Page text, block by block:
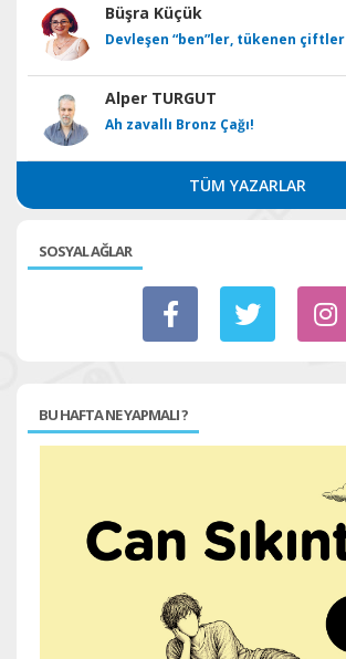
Büşra Küçük
Devleşen “ben”ler, tükenen çiftler
Alper TURGUT
Ah zavallı Bronz Çağı!
TÜM YAZARLAR
SOSYAL AĞLAR
BU HAFTA NE YAPMALI ?